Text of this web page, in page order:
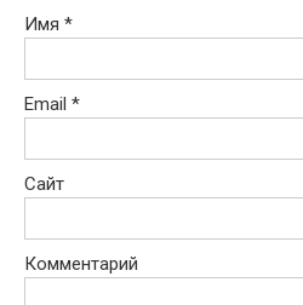
Имя *
Email *
Сайт
Комментарий